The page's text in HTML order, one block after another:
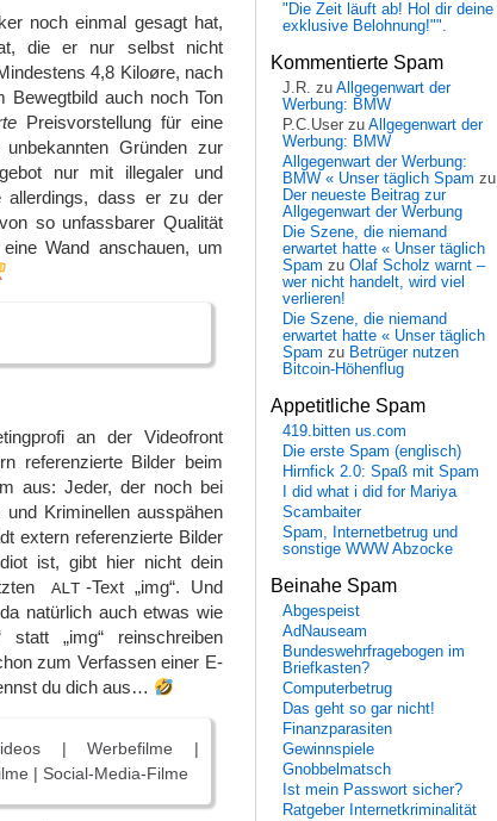
noch einmal gesagt hat,
die er nur selbst nicht
4,8 Kiloøre, nach
auch noch Ton
Preisvorstellung für eine
Gründen zur
nur mit illegaler und
allerdings, dass er zu der
so unfassbarer Qualität
Wand anschauen, um
an der Videofront
referenzierte Bilder beim
aus: Jeder, der noch bei
Kriminellen ausspähen
extern referenzierte Bilder
ist, gibt hier nicht dein
ALT -Text „img“. Und
natürlich auch etwas wie
statt „img“ reinschreiben
zum Verfassen einer E-
du dich aus…
| Werbefilme |
| Social-Media-Filme
"Die Zeit läuft ab! Hol dir deine
exklusive Belohnung!"".
Kommentierte Spam
J.R. zu Allgegenwart der
Werbung: BMW
P.C.User zu Allgegenwart der
Werbung: BMW
Allgegenwart der Werbung:
BMW « Unser täglich Spam zu
Der neueste Beitrag zur
Allgegenwart der Werbung
Die Szene, die niemand
erwartet hatte « Unser täglich
Spam zu Olaf Scholz warnt –
wer nicht handelt, wird viel
verlieren!
Die Szene, die niemand
erwartet hatte « Unser täglich
Spam zu Betrüger nutzen
Bitcoin-Höhenflug
Appetitliche Spam
419.bitten us.com
Die erste Spam (englisch)
Hirnfick 2.0: Spaß mit Spam
I did what i did for Mariya
Scambaiter
Spam, Internetbetrug und
sonstige WWW Abzocke
Beinahe Spam
Abgespeist
AdNauseam
Bundeswehrfragebogen im
Briefkasten?
Computerbetrug
Das geht so gar nicht!
Finanzparasiten
Gewinnspiele
Gnobbelmatsch
Ist mein Passwort sicher?
Ratgeber Internetkriminalität